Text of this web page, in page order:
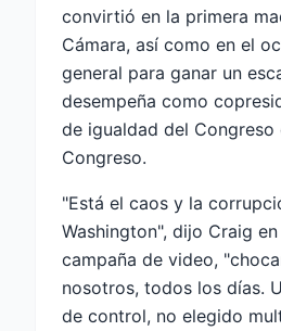
convirtió en la primera
Cámara, así como en el
general para ganar un
desempeña como
de igualdad del Congreso
Congreso.
"Está el caos y la
Washington", dijo Craig
campaña de video,
nosotros, todos los días.
de control, no elegido